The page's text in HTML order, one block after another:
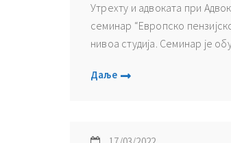
Утрехту и адвоката при
семинар “Европско
нивоа студија. Семинар је
Даље